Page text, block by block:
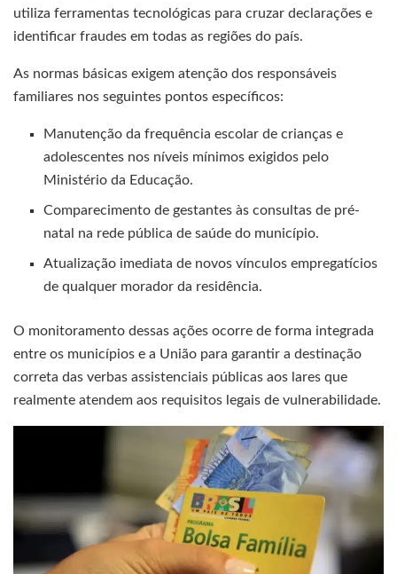
utiliza ferramentas tecnológicas para cruzar declarações e
identificar fraudes em todas as regiões do país.
As normas básicas exigem atenção dos responsáveis
familiares nos seguintes pontos específicos:
Manutenção da frequência escolar de crianças e
adolescentes nos níveis mínimos exigidos pelo
Ministério da Educação.
Comparecimento de gestantes às consultas de pré-
natal na rede pública de saúde do município.
Atualização imediata de novos vínculos empregatícios
de qualquer morador da residência.
O monitoramento dessas ações ocorre de forma integrada
entre os municípios e a União para garantir a destinação
correta das verbas assistenciais públicas aos lares que
realmente atendem aos requisitos legais de vulnerabilidade.